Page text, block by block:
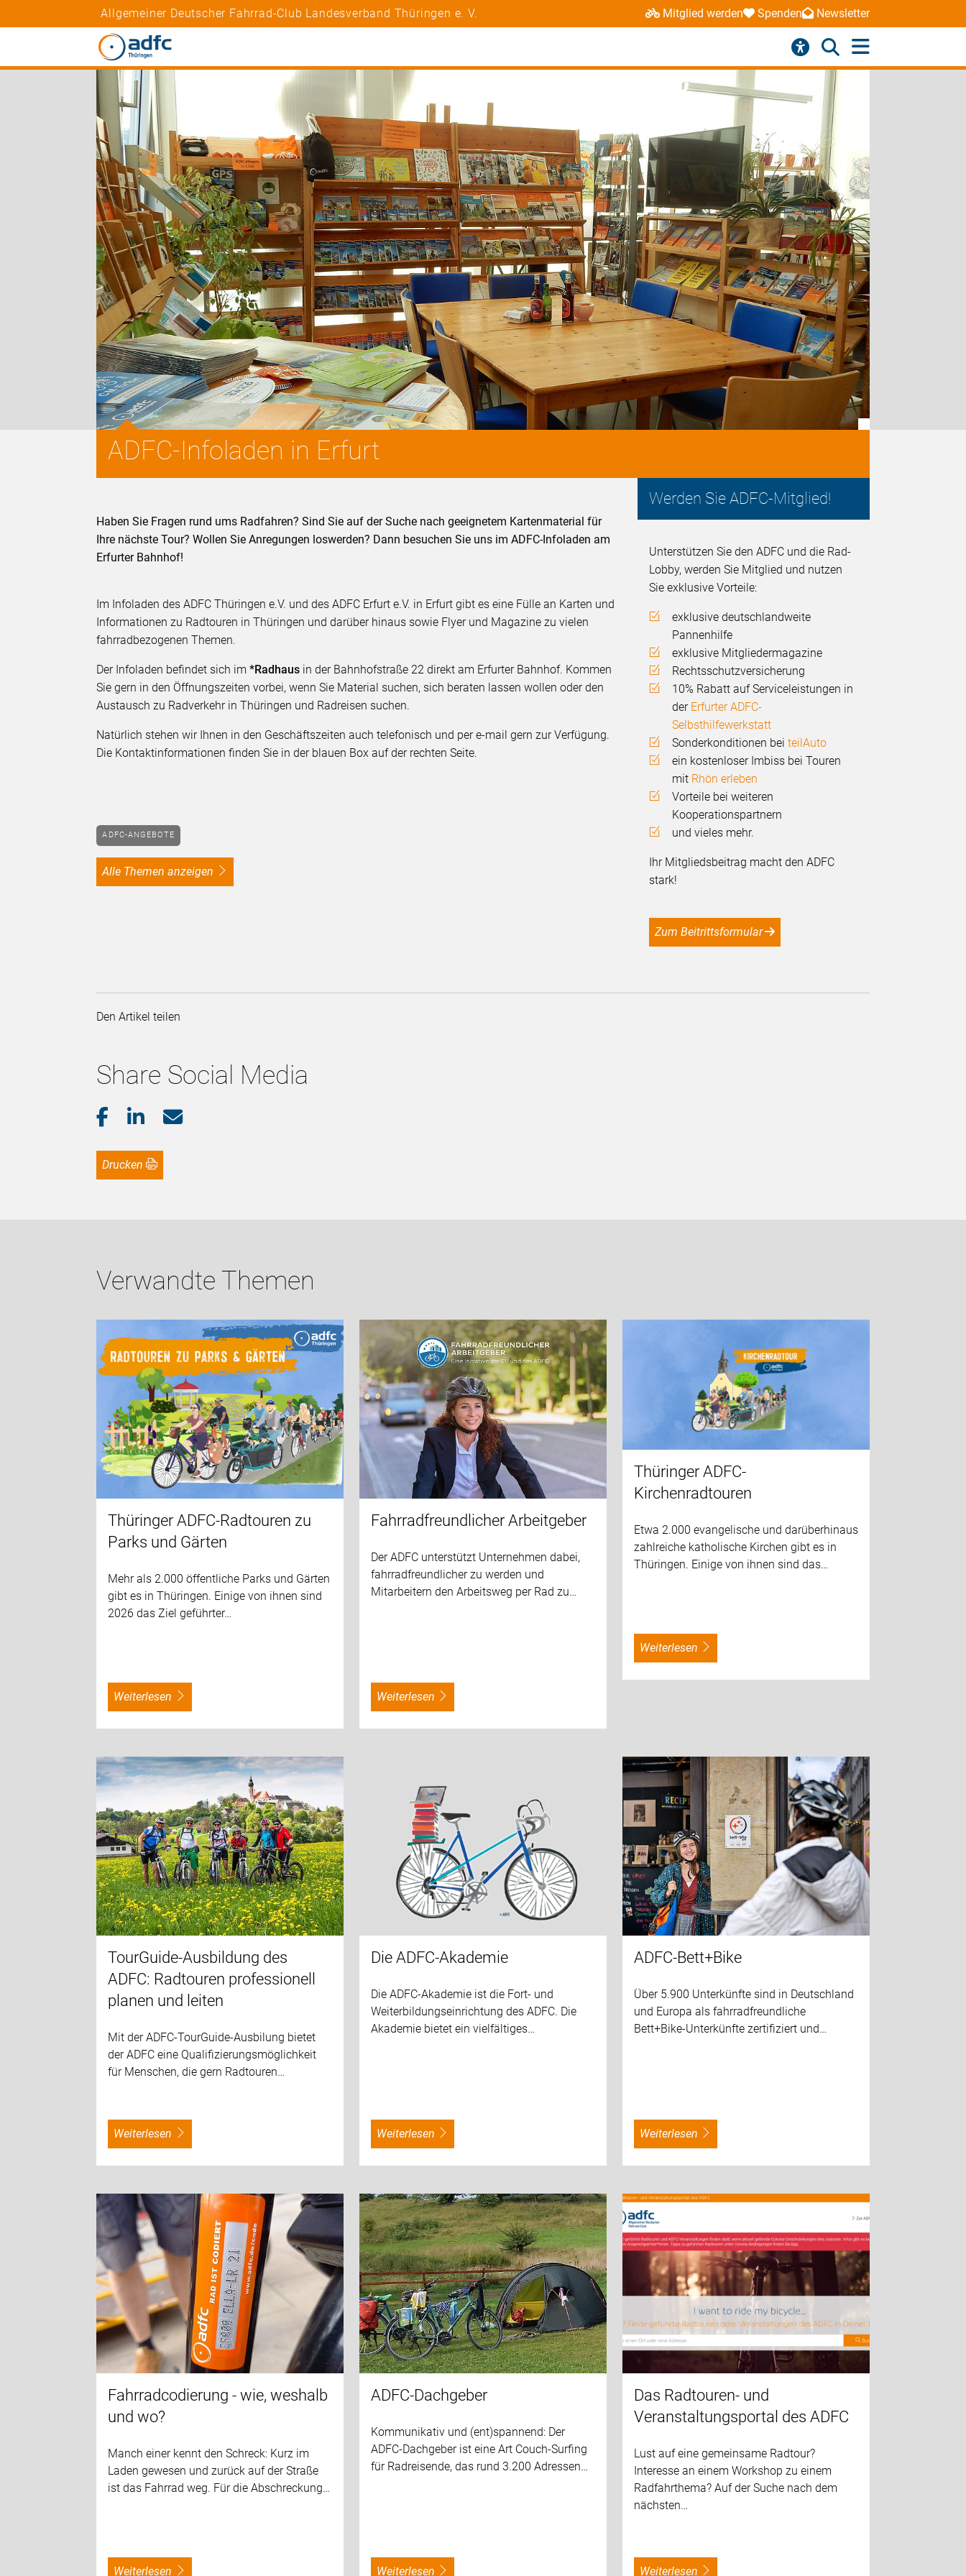
Allgemeiner Deutscher Fahrrad-Club Landesverband Thüringen e. V. Mitglied werden Spenden Newsletter
ADFC-Infoladen in Erfurt
Werden Sie ADFC-Mitglied!
Unterstützen Sie den ADFC und die Rad-
Lobby, werden Sie Mitglied und nutzen
Sie exklusive Vorteile:
exklusive deutschlandweite
Pannenhilfe
exklusive Mitgliedermagazine
Rechtsschutzversicherung
10% Rabatt auf Serviceleistungen in
der Erfurter ADFC-
Selbsthilfewerkstatt
Sonderkonditionen beiteilAuto
ein kostenloser Imbiss bei Touren
mit Rhön erleben
Vorteile bei weiteren
Kooperationspartnern
und vieles mehr.
Ihr Mitgliedsbeitrag macht den ADFC
stark!
Zum Beitrittsformular
Haben Sie Fragen rund ums Radfahren? Sind Sie auf der Suche nach geeignetem Kartenmaterial für
Ihre nächste Tour? Wollen Sie Anregungen loswerden? Dann besuchen Sie uns im ADFC-Infoladen am
Erfurter Bahnhof!
Im Infoladen des ADFC Thüringen e.V. und des ADFC Erfurt e.V. in Erfurt gibt es eine Fülle an Karten und
Informationen zu Radtouren in Thüringen und darüber hinaus sowie Flyer und Magazine zu vielen
fahrradbezogenen Themen.
Der Infoladen befindet sich im*Radhaus in der Bahnhofstraße 22 direkt am Erfurter Bahnhof. Kommen
Sie gern in den Öffnungszeiten vorbei, wenn Sie Material suchen, sich beraten lassen wollen oder den
Austausch zu Radverkehr in Thüringen und Radreisen suchen.
Natürlich stehen wir Ihnen in den Geschäftszeiten auch telefonisch und per e-mail gern zur Verfügung.
Die Kontaktinformationen finden Sie in der blauen Box auf der rechten Seite.
ADFC-ANGEBOTE
alle Themen anzeigen
Den Artikel teilen
Share Social Media
Drucken
Verwandte Themen
Thüringer ADFC-Radtouren zu
Parks und Gärten
Mehr als 2.000 öffentliche Parks und Gärten
gibt es in Thüringen. Einige von ihnen sind
2026 das Ziel geführter…
weiterlesen
Fahrradfreundlicher Arbeitgeber
Der ADFC unterstützt Unternehmen dabei,
fahrradfreundlicher zu werden und
Mitarbeitern den Arbeitsweg per Rad zu…
weiterlesen
Thüringer ADFC-
Kirchenradtouren
Etwa 2.000 evangelische und darüberhinaus
zahlreiche katholische Kirchen gibt es in
Thüringen. Einige von ihnen sind das…
weiterlesen
TourGuide-Ausbildung des
ADFC: Radtouren professionell
planen und leiten
Mit der ADFC-TourGuide-Ausbilung bietet
der ADFC eine Qualifizierungsmöglichkeit
für Menschen, die gern Radtouren…
weiterlesen
Die ADFC-Akademie
Die ADFC-Akademie ist die Fort- und
Weiterbildungseinrichtung des ADFC. Die
Akademie bietet ein vielfältiges…
weiterlesen
ADFC-Bett+Bike
Über 5.900 Unterkünfte sind in Deutschland
und Europa als fahrradfreundliche
Bett+Bike-Unterkünfte zertifiziert und…
weiterlesen
Fahrradcodierung - wie, weshalb
und wo?
Manch einer kennt den Schreck: Kurz im
Laden gewesen und zurück auf der Straße
ist das Fahrrad weg. Für die Abschreckung…
weiterlesen
ADFC-Dachgeber
Kommunikativ und (ent)spannend: Der
ADFC-Dachgeber ist eine Art Couch-Surfing
für Radreisende, das rund 3.200 Adressen…
weiterlesen
Das Radtouren- und
Veranstaltungsportal des ADFC
Lust auf eine gemeinsame Radtour?
Interesse an einem Workshop zu einem
Radfahrthema? Auf der Suche nach dem
nächsten…
weiterlesen